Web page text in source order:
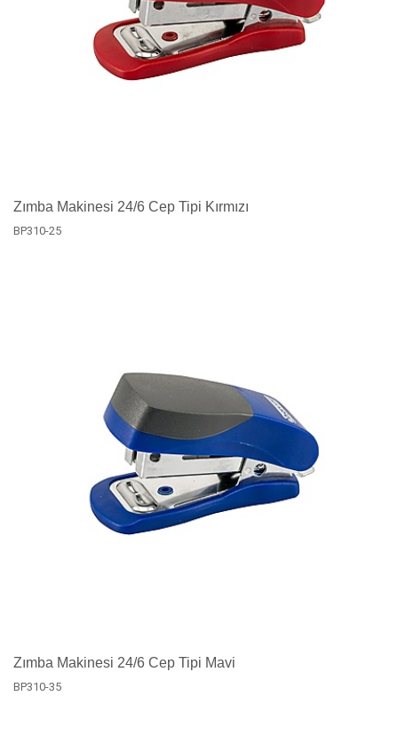
Zımba Makinesi 24/6 Cep Tipi Kırmızı
BP310-25
Zımba Makinesi 24/6 Cep Tipi Mavi
BP310-35